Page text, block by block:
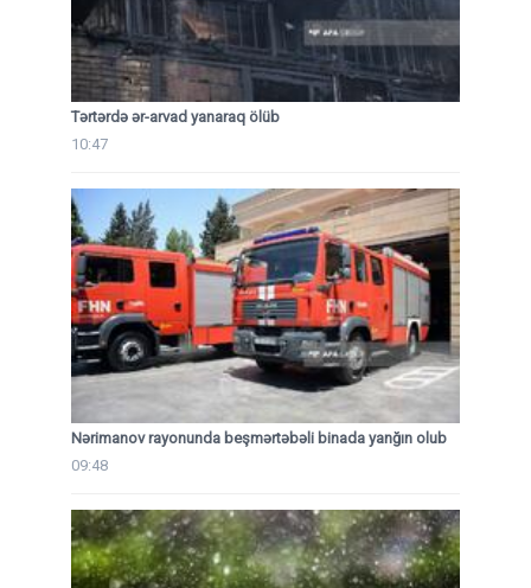
Tərtərdə ər-arvad yanaraq ölüb
10:47
Nərimanov rayonunda beşmərtəbəli binada yanğın olub
09:48